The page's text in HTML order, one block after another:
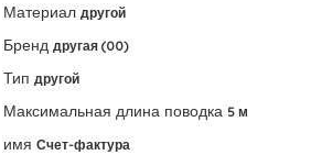
Материал другой
Бренд другая (00)
Тип другой
Максимальная длина поводка 5 м
имя Счет-фактура